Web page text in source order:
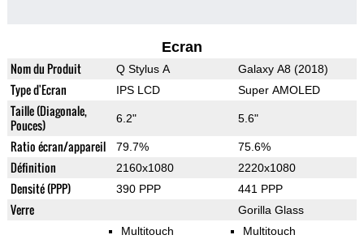
Ecran
Nom du Produit Q Stylus A Galaxy A8 (2018)
Type d'Ecran IPS LCD Super AMOLED
Taille (Diagonale,
Pouces)
6.2" 5.6"
Ratio écran/appareil 79.7% 75.6%
Définition 2160x1080 2220x1080
Densité (PPP) 390 PPP 441 PPP
Verre
Gorilla Glass
Multitouch
Multitouch